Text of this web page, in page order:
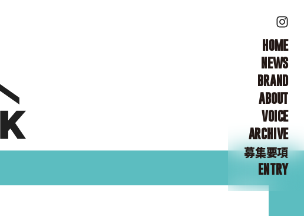
HOME
NEWS
BRAND
ABOUT
VOICE
ARCHIVE
募集要項
ENTRY